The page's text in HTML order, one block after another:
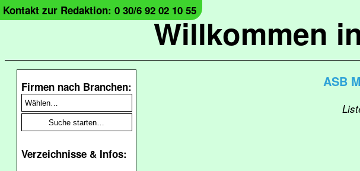
Willkommen
Kontakt zur Redaktion: 0 30/6 92 02 10 55
Firmen nach Branchen:
Verzeichnisse & Infos:
ASB